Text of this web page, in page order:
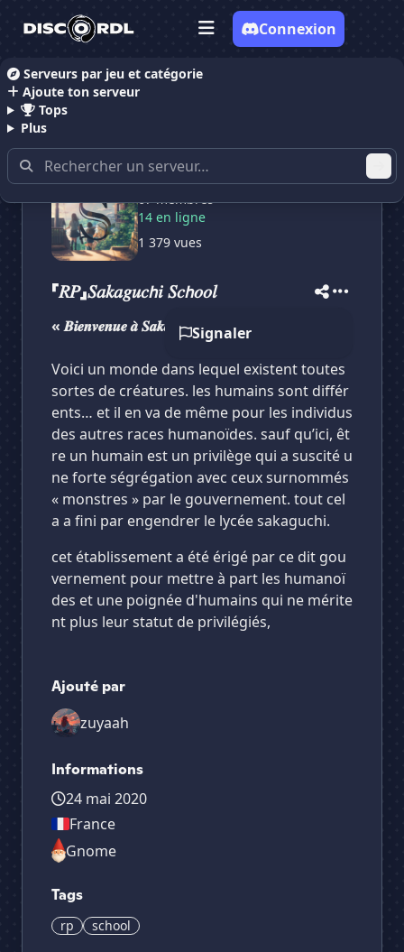
Serveurs par jeu et catégorie
Ajoute ton serveur
Tops
Plus
Connexion
Accueil Serveurs Discord RolePlay
67 membres
14 en ligne
1 379 vues
「𝑅𝑃」𝑆𝑎𝑘𝑎𝑔𝑢𝑐𝘩𝑖 𝑆𝑐𝘩𝑜𝑜𝑙
Signaler
« 𝑩𝒊𝒆𝒏𝒗𝒆𝒏𝒖𝒆 𝒂̀ 𝑺𝒂𝒌𝒂𝒈𝒖𝒄𝒉𝒊 ! »
Voici un monde dans lequel existent toutes
sortes de créatures. les humains sont différ
ents… et il en va de même pour les individus
des autres races humanoïdes. sauf qu’ici, êt
re un humain est un privilège qui a suscité u
ne forte ségrégation avec ceux surnommés
« monstres » par le gouvernement. tout cel
a a fini par engendrer le lycée sakaguchi.
cet établissement a été érigé par ce dit gou
vernement pour mettre à part les humanoï
des et une poignée d'humains qui ne mérite
nt plus leur statut de privilégiés,
Ajouté par
zuyaah
Informations
24 mai 2020
France
Gnome
Tags
rp school
Vote pour「𝑅𝑃」𝑆𝑎𝑘𝑎𝑔𝑢𝑐𝘩𝑖 𝑆...
「𝑅𝑃」𝑆𝑎𝑘𝑎𝑔𝑢𝑐𝘩𝑖...
serveur ?
Supprimer
「𝑅𝑃」𝑆𝑎𝑘𝑎𝑔𝑢𝑐𝘩𝑖 𝑆...